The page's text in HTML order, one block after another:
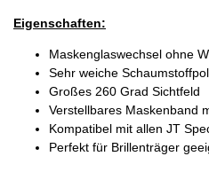
Eigenschaften:
Maskenglaswechsel ohne
Sehr weiche
Großes 260 Grad Sichtfeld
Verstellbares Maskenband
Kompatibel mit allen JT
Perfekt für Brillenträger